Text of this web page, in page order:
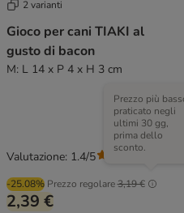
2 varianti
Gioco per cani TIAKI al
gusto di bacon
M: L 14 x P 4 x H 3 cm
-25.08% Prezzo regolare3,19 €
Prezzo più
praticato negli
ultimi 30 gg,
prima dello
sconto.
2,39 €
Valutazione: 1.4/5